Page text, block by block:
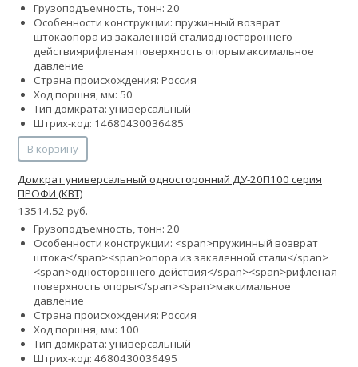
Грузоподъемность, тонн: 20
Особенности конструкции: пружинный возврат
штокаопора из закаленной сталиодностороннего
действиярифленая поверхность опорымаксимальное
давление
Страна происхождения: Россия
Ход поршня, мм: 50
Тип домкрата: универсальный
Штрих-код: 14680430036485
В корзину
Домкрат универсальный односторонний ДУ-20П100 серия
ПРОФИ (КВТ)
13514.52 руб.
Грузоподъемность, тонн: 20
Особенности конструкции: <span>пружинный возврат
штока</span><span>опора из закаленной стали</span>
<span>одностороннего действия</span><span>рифленая
поверхность опоры</span><span>максимальное
давление
Страна происхождения: Россия
Ход поршня, мм: 100
Тип домкрата: универсальный
Штрих-код: 4680430036495